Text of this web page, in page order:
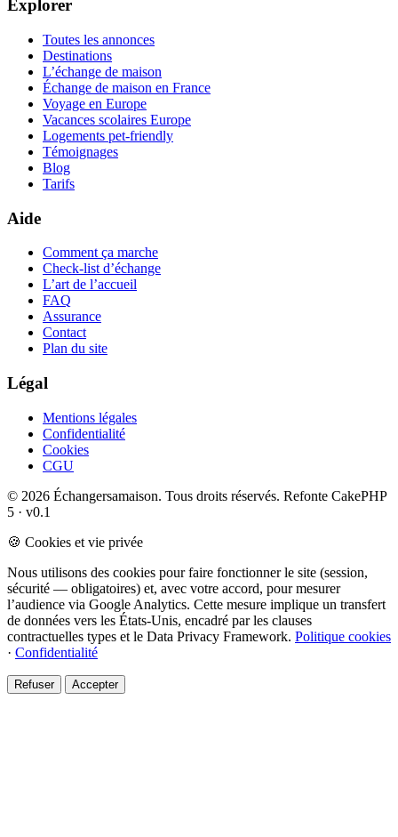
Explorer
Toutes les annonces
Destinations
L’échange de maison
Échange de maison en France
Voyage en Europe
Vacances scolaires Europe
Logements pet-friendly
Témoignages
Blog
Tarifs
Aide
Comment ça marche
Check-list d’échange
L’art de l’accueil
FAQ
Assurance
Contact
Plan du site
Légal
Mentions légales
Confidentialité
Cookies
CGU
© 2026 Échangersamaison. Tous droits réservés. Refonte CakePHP
5 · v0.1
🍪 Cookies et vie privée
Nous utilisons des cookies pour faire fonctionner le site (session,
sécurité — obligatoires) et, avec votre accord, pour mesurer
l’audience via Google Analytics. Cette mesure implique un transfert
de données vers les États-Unis, encadré par les clauses
contractuelles types et le Data Privacy Framework. Politique cookies
· Confidentialité
Refuser Accepter